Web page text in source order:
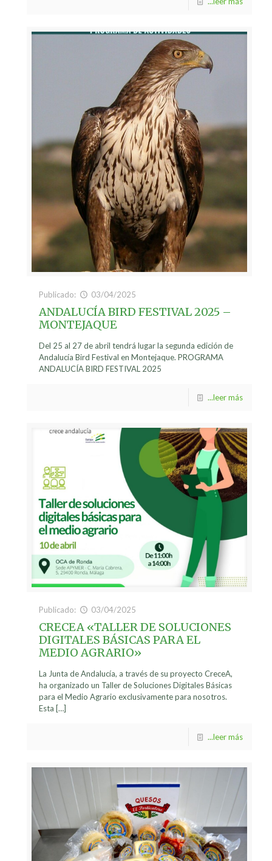
Publicado: 03/04/2025
ANDALUCÍA BIRD FESTIVAL 2025 –
MONTEJAQUE
Del 25 al 27 de abril tendrá lugar la segunda edición de
Andalucía Bird Festival en Montejaque. PROGRAMA
ANDALUCÍA BIRD FESTIVAL 2025
...leer más
Publicado: 03/04/2025
CRECEA «TALLER DE SOLUCIONES
DIGITALES BÁSICAS PARA EL
MEDIO AGRARIO»
La Junta de Andalucía, a través de su proyecto CreceA,
ha organizado un Taller de Soluciones Digitales Básicas
para el Medio Agrario exclusivamente para nosotros.
Esta […]
...leer más